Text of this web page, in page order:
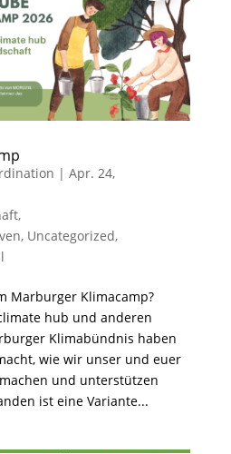
| Apr. 24,
,
, Uncategorized,
Marburger Klimacamp?
hub und anderen
Klimabündnis haben
wie wir unser und euer
und unterstützen
ist eine Variante...